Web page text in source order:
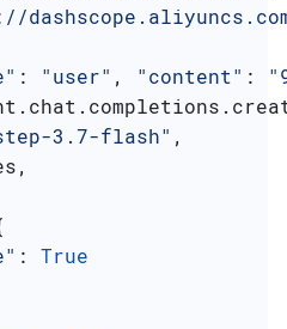
: "user" , "content" :
3.7-flash" ,
: True